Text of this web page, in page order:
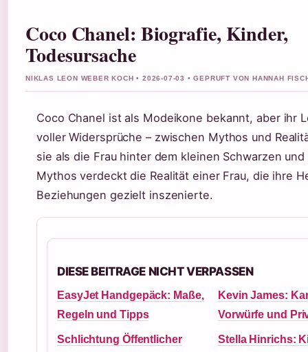
Coco Chanel: Biografie, Kinder,
Todesursache
NIKLAS LEON WEBER KOCH • 2026-07-03 • GEPRUFT VON HANNAH
Coco Chanel ist als Modeikone bekannt, aber ihr
voller Widersprüche – zwischen Mythos und
sie als die Frau hinter dem kleinen Schwarzen und
Mythos verdeckt die Realität einer Frau, die ihre
Beziehungen gezielt inszenierte.
DIESE BEITRAGE NICHT VERPASSEN
EasyJet Handgepäck: Maße,
Regeln und Tipps
Kevin James:
Vorwürfe und
Schlichtung Öffentlicher
Stella Hinrichs: